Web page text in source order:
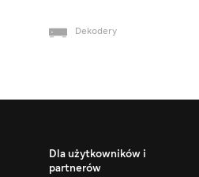
Dekodery
Dla użytkowników i
partnerów